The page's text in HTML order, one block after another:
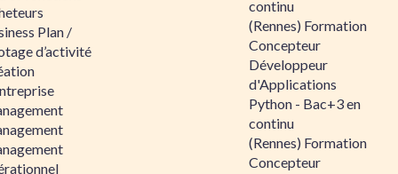
Plan /
d’activité
continu
(Rennes) Formation
Concepteur
Développeur
d'Applications
Python - Bac+3 en
continu
(Rennes) Formation
Concepteur